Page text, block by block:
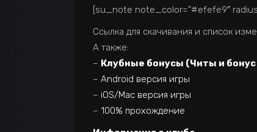
[su_note note_color=”#efefe9″
Ссылка для скачивания и список
А также:
– Клубные бонусы (Читы и
– Android версия игры
– iOS/Mac версия игры
– 100% прохождение